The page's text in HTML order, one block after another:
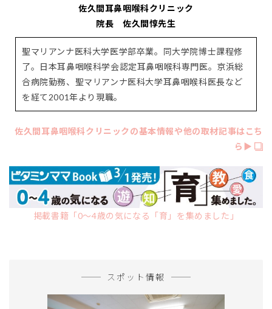
佐久間耳鼻咽喉科クリニック
院長 佐久間惇先生
聖マリアンナ医科大学医学部卒業。同大学院博士課程修
了。日本耳鼻咽喉科学会認定耳鼻咽喉科専門医。京浜総
合病院勤務、聖マリアンナ医科大学耳鼻咽喉科医長など
を経て2001年より現職。
佐久間耳鼻咽喉科クリニックの基本情報や他の取材記事はこち
ら▶︎
掲載書籍「0～4歳の気になる「育」を集めました」
スポット情報